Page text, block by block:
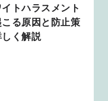
トハラスメント
る原因と防止策
しく解説